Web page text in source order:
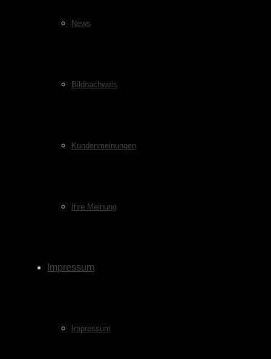
News
Bildnachweis
Kundenmeinungen
Ihre Meinung
Impressum
Impressum